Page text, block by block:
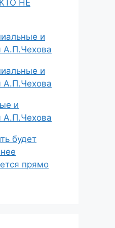
НЕ
и
А.П.Чехова
и
А.П.Чехова
и
А.П.Чехова
будет
прямо